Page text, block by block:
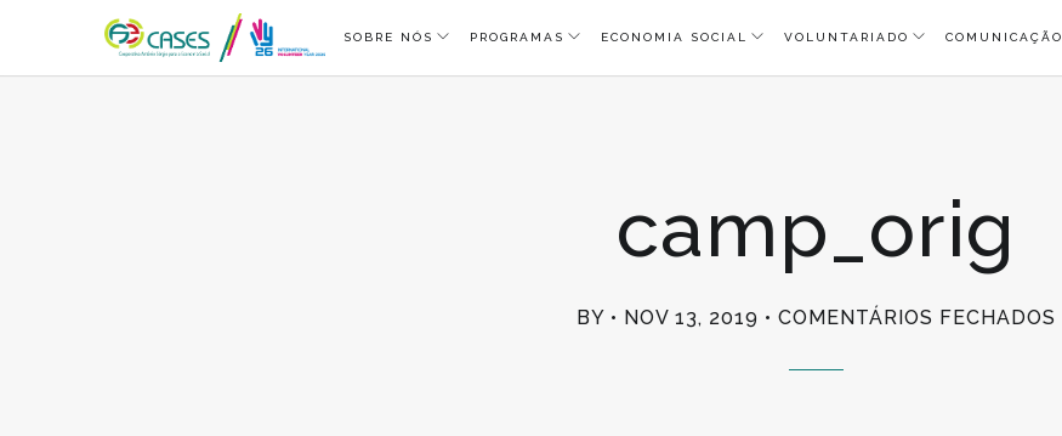
SOBRE NÓS PROGRAMAS ECONOMIA SOCIAL VOLUNTARIADO COMUNICAÇÃO
camp_orig
BY NOV 13, 2019 COMENTÁRIOS FECHADOS